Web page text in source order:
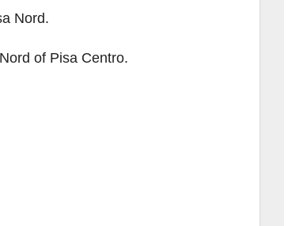
Nord.
of Pisa Centro.